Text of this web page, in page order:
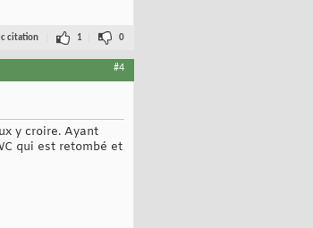
citation 1 0
#4
y croire. Ayant
qui est retombé et